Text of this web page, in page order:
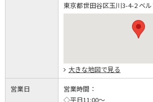
東京都世田谷区玉川3-4-2 ベ
大きな地図で見る
営業日
営業時間：
◇平日11:00～